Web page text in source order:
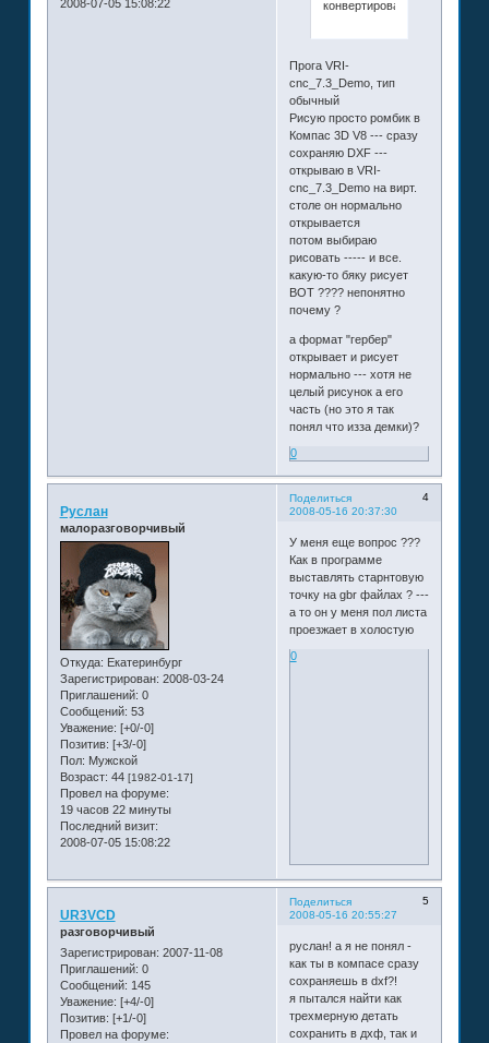
2008-07-05 15:08:22
конвертировал...
Прога VRI-
cnc_7.3_Demo, тип
обычный
Рисую просто ромбик в
Компас 3D V8 --- сразу
сохраняю DXF ---
открываю в VRI-
cnc_7.3_Demo на вирт.
столе он нормально
открывается
потом выбираю
рисовать ----- и все.
какую-то бяку рисует
ВОТ ???? непонятно
почему ?
а формат "гербер"
открывает и рисует
нормально --- хотя не
целый рисунок а его
часть (но это я так
понял что изза демки)?
0
Поделиться
4
2008-05-16 20:37:30
Руслан
малоразговорчивый
Откуда: Екатеринбург
Зарегистрирован: 2008-03-24
Приглашений: 0
Сообщений: 53
Уважение: [+0/-0]
Позитив: [+3/-0]
Пол: Мужской
Возраст: 44 [1982-01-17]
Провел на форуме:
19 часов 22 минуты
Последний визит:
2008-07-05 15:08:22
У меня еще вопрос ???
Как в программе
выставлять старнтовую
точку на gbr файлах ? ---
а то он у меня пол листа
проезжает в холостую
0
Поделиться
5
2008-05-16 20:55:27
UR3VCD
разговорчивый
Зарегистрирован: 2007-11-08
Приглашений: 0
Сообщений: 145
Уважение: [+4/-0]
Позитив: [+1/-0]
Провел на форуме:
руслан! а я не понял -
как ты в компасе сразу
сохраняешь в dxf?!
я пытался найти как
трехмерную детать
сохранить в дхф, так и